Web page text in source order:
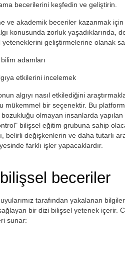
becerilerini keşfedin ve geliştirin.
ve akademik beceriler kazanmak
konusunda zorluk yaşadıklarında,
yeteneklerini geliştirmelerine olanak
adamları
etkilerini incelemek
algıyı nasıl etkilediğini
mükemmel bir seçenektir. Bu
olmayan insanlarda yapılan
bilişsel eğitim grubuna sahip
belirli değişkenlerin ve daha tutarlı
farklı işler yapacaklardır.
beceriler
tarafından yakalanan
bir dizi bilişsel yetenek içerir.
sunar: